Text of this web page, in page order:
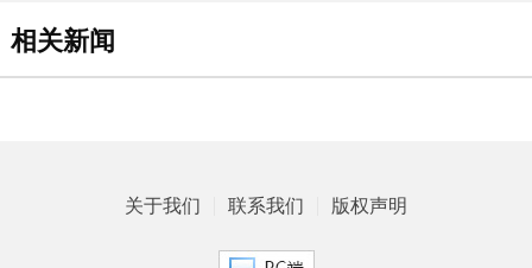
相关新闻
关于我们 联系我们 版权声明